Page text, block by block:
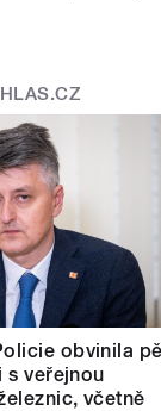
obvinila
s veřejnou
včetně